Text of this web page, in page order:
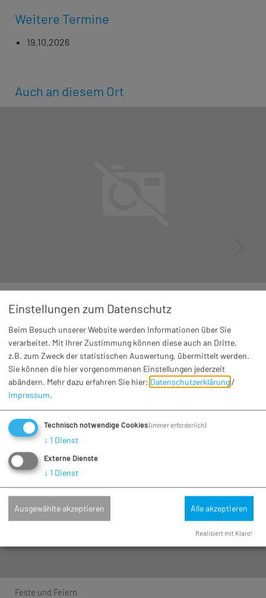
Weitere Termine
19.10.2026
Auch an diesem Ort
Ferienprogramm der Feuerwehr - Olympiade
Mi. 26.08.26 Otting
Bei einer spannenden Feuerwehr-Olympiade entdecken
wir spielerisch wichtige Grundlagen der Feuerwehr - mit
kniffligen Aufgaben, ...
Feste und Feiern
Einstellungen zum Datenschutz
Beim Besuch unserer Website werden Informationen über Sie
verarbeitet. Mit Ihrer Zustimmung können diese auch an Dritte,
z.B. zum Zweck der statistischen Auswertung, übermittelt werden.
Sie können die hier vorgenommenen Einstellungen jederzeit
abändern. Mehr dazu erfahren Sie hier: Datenschutzerklärung/
Impressum.
Technisch notwendige Cookies(immer erforderlich)
↓ 1 Dienst
Externe Dienste
↓ 1 Dienst
Ausgewählte akzeptieren Alle akzeptieren
Realisiert mit Klaro!